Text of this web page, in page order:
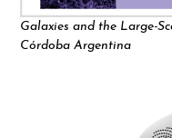
Galaxies and the Large-
Córdoba Argentina